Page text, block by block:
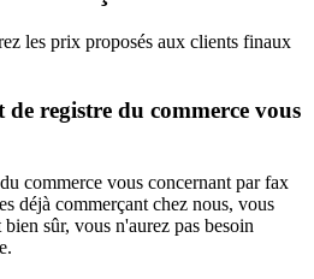
les prix proposés aux clients finaux
registre du commerce vous
commerce vous concernant par fax
déjà commerçant chez nous, vous
sûr, vous n'aurez pas besoin